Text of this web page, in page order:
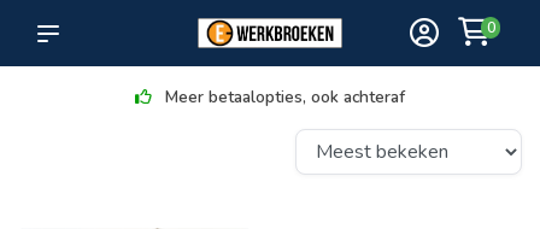
0
Meer betaalopties, ook achteraf